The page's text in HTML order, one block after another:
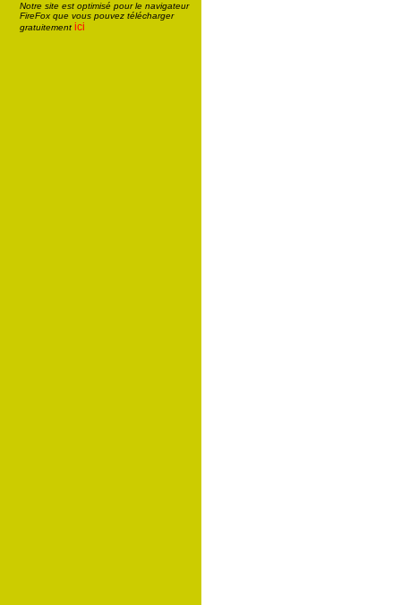
Notre site est optimisé pour le navigateur
FireFox que vous pouvez télécharger
gratuitement ici